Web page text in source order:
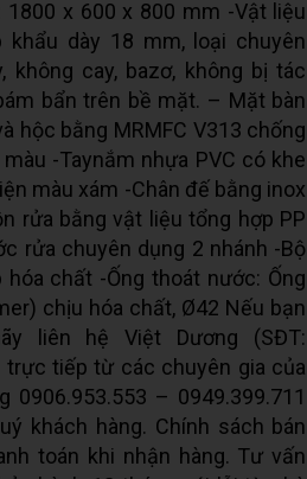
x 600 x 800 mm -Vật liệu
khẩu dày 18 mm, loại chuyên
không cay, bazơ, không bị tác
bẩn trên bề mặt. – Mặt bàn
hộc bằng MRMFC V313 chống
-Taynắm nhựa PVC có khe
màu xám -Chân đế bằng inox
rửa bằng vật liệu tổng hợp PP
rửa chuyên dụng 2 nhánh -Bộ
chất -Ống thoát nước: Ống
chịu hóa chất, Ø42 Nếu bạn
liên hệ Việt Dương (SĐT:
tiếp từ các chuyên gia của
– 0949.399.711
khách hàng. Chính sách bán
toán khi nhận hàng. Tư vấn